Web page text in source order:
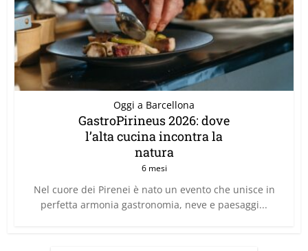
Oggi a Barcellona
GastroPirineus 2026: dove
l’alta cucina incontra la
natura
6 mesi
Nel cuore dei Pirenei è nato un evento che unisce in
perfetta armonia gastronomia, neve e paesaggi...